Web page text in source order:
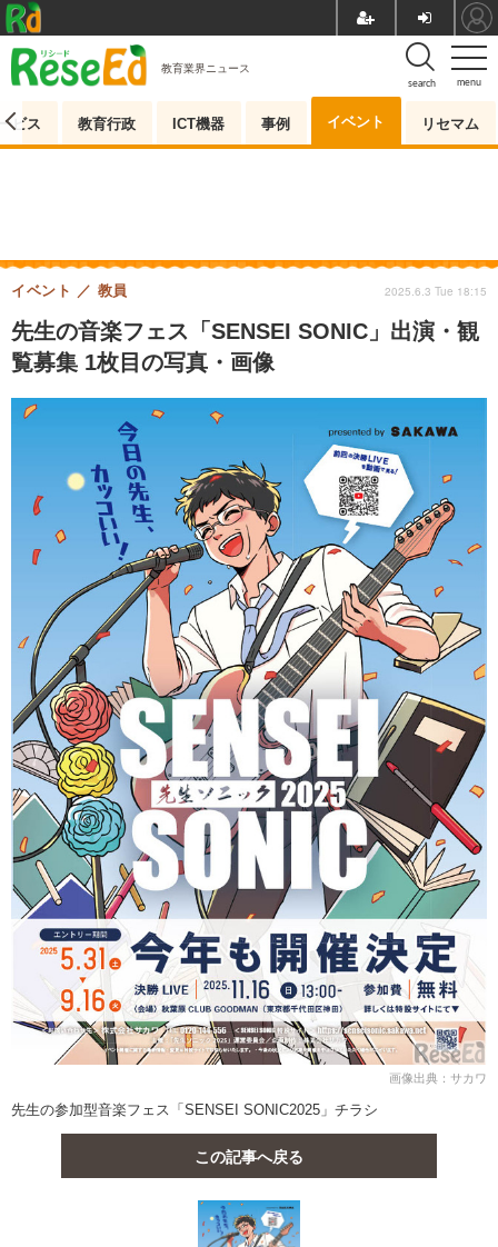
menu
search
教育業界ニュース
ビス 教育行政 ICT機器 事例 イベント リセマム
先生の音楽フェス「SENSEI SONIC」出演・観
覧募集 1枚目の写真・画像
イベント 教員 2025.6.3 Tue 18:15
画像出典：サカワ
先生の参加型音楽フェス「SENSEI SONIC2025」チラシ
この記事へ戻る